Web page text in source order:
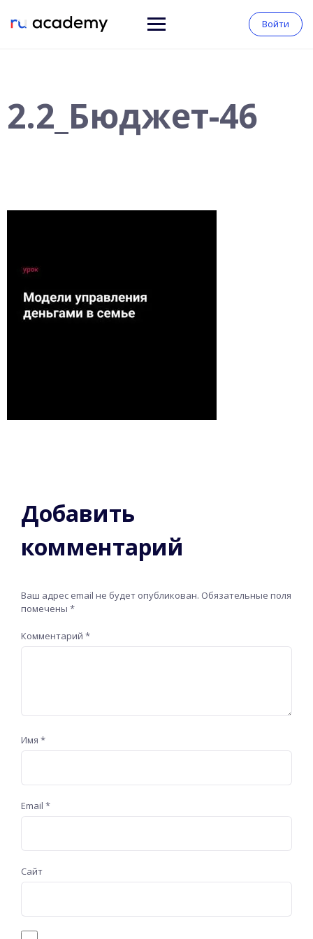
Войти
2.2_Бюджет-46
Добавить
комментарий
Ваш адрес email не будет опубликован. Обязательные поля
помечены *
Комментарий *
Имя *
Email *
Сайт